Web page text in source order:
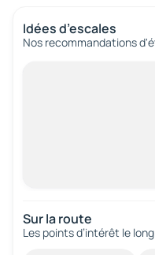
Idées d’escales
Nos recommandations
Sur la route
Les points d’intérêt le